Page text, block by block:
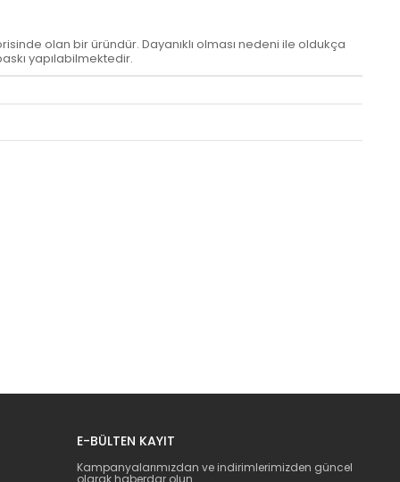
olan bir üründür. Dayanıklı olması nedeni ile oldukça
yapılabilmektedir.
E-BÜLTEN KAYIT
Kampanyalarımızdan ve indirimlerimizden güncel